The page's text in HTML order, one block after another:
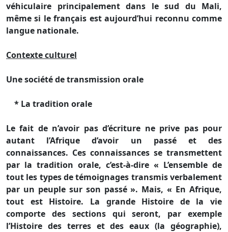
véhiculaire principalement dans le sud du Mali,
même si le français est aujourd’hui reconnu comme
langue nationale.
Contexte culturel
Une société de transmission orale
* La tradition orale
Le fait de n’avoir pas d’écriture ne prive pas pour
autant l’Afrique d’avoir un passé et des
connaissances. Ces connaissances se transmettent
par la tradition orale, c’est-à-dire « L’ensemble de
tout les types de témoignages transmis verbalement
par un peuple sur son passé ». Mais, « En Afrique,
tout est Histoire. La grande Histoire de la vie
comporte des sections qui seront, par exemple
l’Histoire des terres et des eaux (la géographie),